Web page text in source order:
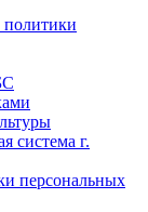
политики
система г.
персональных